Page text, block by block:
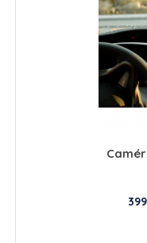
Caméra